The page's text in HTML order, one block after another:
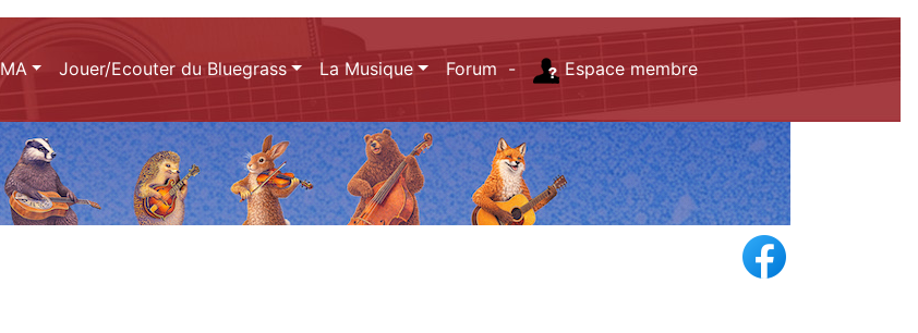
Jouer/Ecouter du Bluegrass La Musique Forum - Espace membre